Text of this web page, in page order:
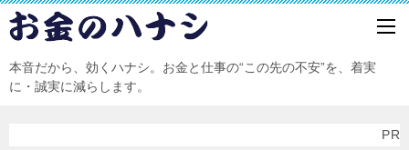
本音だから、効くハナシ。お金と仕事の“この先の不安”を、着実
に・誠実に減らします。
PR